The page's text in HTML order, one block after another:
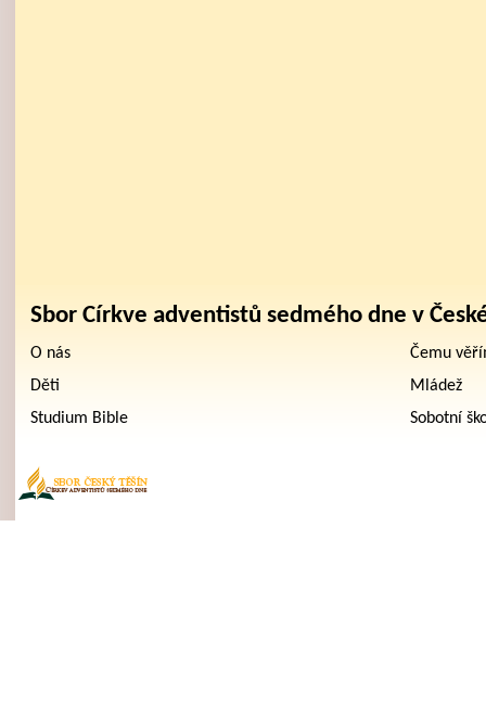
Sbor Církve adventistů sedmého dne v
O nás
Čemu
Děti
Mládež
Studium Bible
Sobotní